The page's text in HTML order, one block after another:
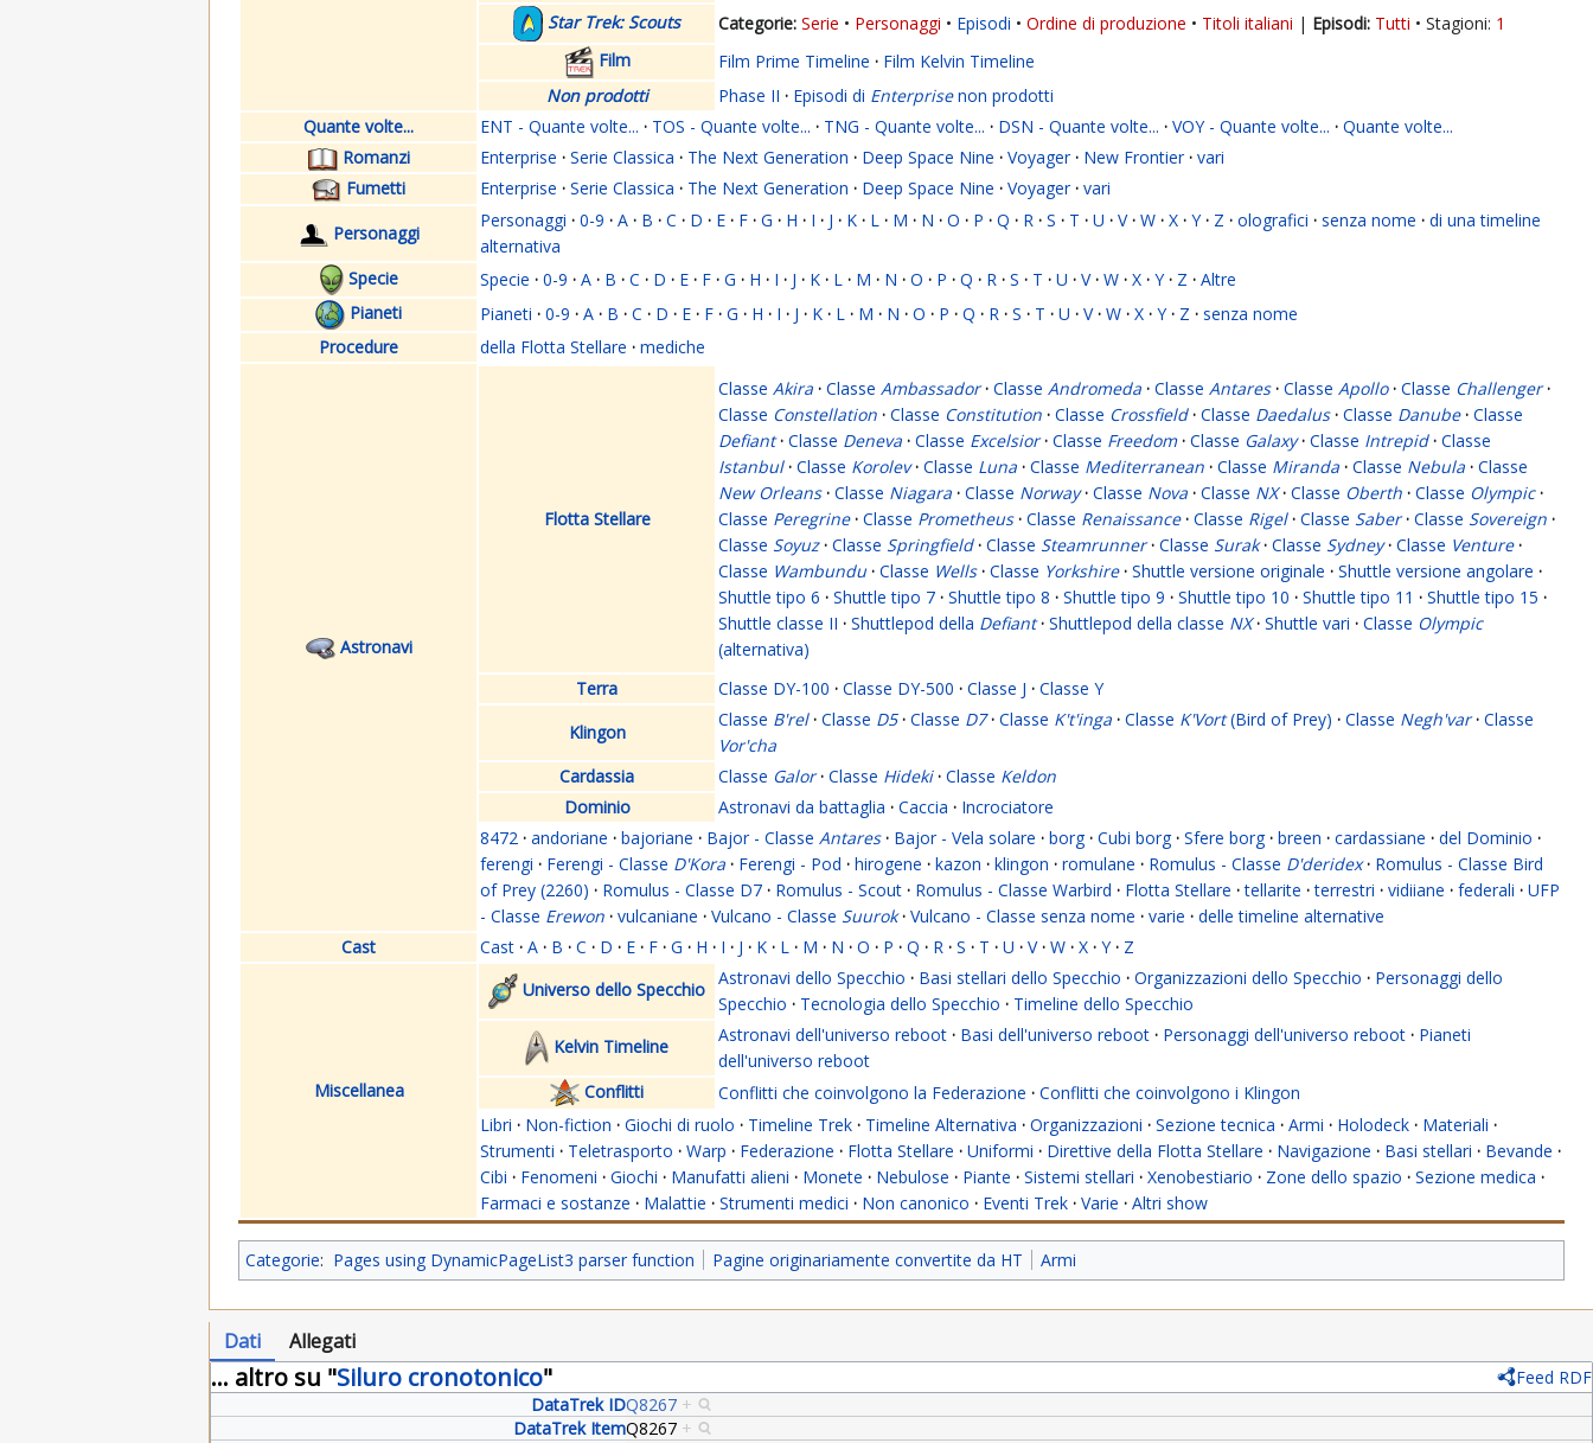
Star Trek: Scouts Serie Personaggi Episodi Ordine di produzione Titoli italiani | Tutti Stagioni: 1
Film
Film Prime Timeline · Film Kelvin Timeline
Non prodotti
Phase II · Episodi di Enterprisenon prodotti
Quante volte...
ENT - Quante volte... · TOS - Quante volte... · TNG - Quante volte... · DSN - Quante volte... · VOY - Quante volte... · Quante volte...
Romanzi
Enterprise · Serie Classica · The Next Generation · Deep Space Nine · Voyager · New Frontier · vari
Fumetti
Enterprise · Serie Classica · The Next Generation · Deep Space Nine · Voyager · vari
Personaggi
Personaggi · 0-9 · A · B · C · D · E · F · G · H · I · J · K · L · M · N · O · P · Q · R · S · T · U · V · W · X · Y · Z · olografici · senza nome · di una timeline
alternativa
Specie
Specie · 0-9 · A · B · C · D · E · F · G · H · I · J · K · L · M · N · O · P · Q · R · S · T · U · V · W · X · Y · Z · Altre
Pianeti
Pianeti · 0-9 · A · B · C · D · E · F · G · H · I · J · K · L · M · N · O · P · Q · R · S · T · U · V · W · X · Y · Z · senza nome
Procedure
della Flotta Stellare · mediche
Astronavi
Flotta Stellare
Classe Akira · Classe Ambassador · Classe Andromeda · Classe Antares · Classe Apollo · Classe Challenger ·
Classe Constellation · Classe Constitution · Classe Crossfield · Classe Daedalus · Classe Danube · Classe
Defiant · Classe Deneva · Classe Excelsior · Classe Freedom · Classe Galaxy · Classe Intrepid · Classe
Istanbul · Classe Korolev · Classe Luna · Classe Mediterranean · Classe Miranda · Classe Nebula · Classe
New Orleans · Classe Niagara · Classe Norway · Classe Nova · Classe NX · Classe Oberth · Classe Olympic ·
Classe Peregrine · Classe Prometheus · Classe Renaissance · Classe Rigel · Classe Saber · Classe Sovereign ·
Classe Soyuz · Classe Springfield · Classe Steamrunner · Classe Surak · Classe Sydney · Classe Venture ·
Classe Wambundu · Classe Wells · Classe Yorkshire · Shuttle versione originale · Shuttle versione angolare ·
Shuttle tipo 6 · Shuttle tipo 7 · Shuttle tipo 8 · Shuttle tipo 9 · Shuttle tipo 10 · Shuttle tipo 11 · Shuttle tipo 15 ·
Shuttle classe II · Shuttlepod della Defiant · Shuttlepod della classe NX · Shuttle vari · Classe Olympic
(alternativa)
Terra
Classe DY-100 · Classe DY-500 · Classe J · Classe Y
Klingon
Classe B'rel · Classe D5 · Classe D7 · Classe K't'inga · Classe K'Vort(Bird of Prey) · Classe Negh'var · Classe
Vor'cha
Cardassia
Classe Galor · Classe Hideki · Classe Keldon
Dominio
Astronavi da battaglia · Caccia · Incrociatore
8472 · andoriane · bajoriane · Bajor - Classe Antares · Bajor - Vela solare · borg · Cubi borg · Sfere borg · breen · cardassiane · del Dominio ·
ferengi · Ferengi - Classe D'Kora · Ferengi - Pod · hirogene · kazon · klingon · romulane · Romulus - Classe D'deridex · Romulus - Classe Bird
of Prey (2260) · Romulus - Classe D7 · Romulus - Scout · Romulus - Classe Warbird · Flotta Stellare · tellarite · terrestri · vidiiane · federali · UFP
- Classe Erewon · vulcaniane · Vulcano - Classe Suurok · Vulcano - Classe senza nome · varie · delle timeline alternative
Cast
Cast · A · B · C · D · E · F · G · H · I · J · K · L · M · N · O · P · Q · R · S · T · U · V · W · X · Y · Z
Miscellanea
Universo dello Specchio
Astronavi dello Specchio · Basi stellari dello Specchio · Organizzazioni dello Specchio · Personaggi dello
Specchio · Tecnologia dello Specchio · Timeline dello Specchio
Kelvin Timeline
Astronavi dell'universo reboot · Basi dell'universo reboot · Personaggi dell'universo reboot · Pianeti
dell'universo reboot
Conflitti
Conflitti che coinvolgono la Federazione · Conflitti che coinvolgono i Klingon
Libri · Non-fiction · Giochi di ruolo · Timeline Trek · Timeline Alternativa · Organizzazioni · Sezione tecnica · Armi · Holodeck · Materiali ·
Strumenti · Teletrasporto · Warp · Federazione · Flotta Stellare · Uniformi · Direttive della Flotta Stellare · Navigazione · Basi stellari · Bevande ·
Cibi · Fenomeni · Giochi · Manufatti alieni · Monete · Nebulose · Piante · Sistemi stellari · Xenobestiario · Zone dello spazio · Sezione medica ·
Farmaci e sostanze · Malattie · Strumenti medici · Non canonico · Eventi Trek · Varie · Altri show
Categorie: Pages using DynamicPageList3 parser function Pagine originariamente convertite da HT Armi
Dati Allegati
... altro su "Siluro cronotonico"
Feed RDF
DataTrek IDQ8267 +
DataTrek ItemQ8267 +